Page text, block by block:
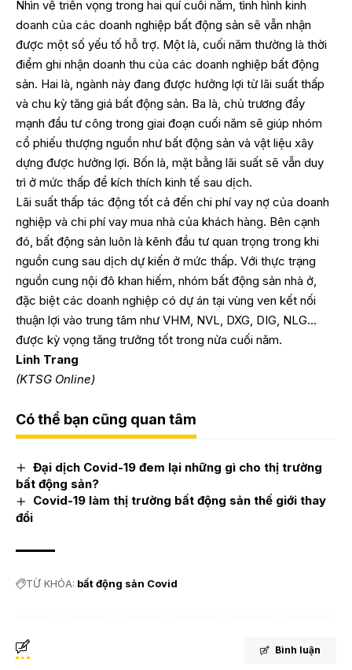
Nhìn về triển vọng trong hai quí cuối năm, tình hình kinh
doanh của các doanh nghiệp bất động sản sẽ vẫn nhận
được một số yếu tố hỗ trợ. Một là, cuối năm thường là thời
điểm ghi nhận doanh thu của các doanh nghiệp bất động
sản. Hai là, ngành này đang được hưởng lợi từ lãi suất thấp
và chu kỳ tăng giá bất động sản. Ba là, chủ trương đẩy
mạnh đầu tư công trong giai đoạn cuối năm sẽ giúp nhóm
cổ phiếu thượng nguồn như bất động sản và vật liệu xây
dựng được hưởng lợi. Bốn là, mặt bằng lãi suất sẽ vẫn duy
trì ở mức thấp để kích thích kinh tế sau dịch.
Lãi suất thấp tác động tốt cả đến chi phí vay nợ của doanh
nghiệp và chi phí vay mua nhà của khách hàng. Bên cạnh
đó, bất động sản luôn là kênh đầu tư quan trọng trong khi
nguồn cung sau dịch dự kiến ở mức thấp. Với thực trạng
nguồn cung nội đô khan hiếm, nhóm bất động sản nhà ở,
đặc biệt các doanh nghiệp có dự án tại vùng ven kết nối
thuận lợi vào trung tâm như VHM, NVL, DXG, DIG, NLG…
được kỳ vọng tăng trưởng tốt trong nửa cuối năm.
Linh Trang
(KTSG Online)
Có thể bạn cũng quan tâm
Đại dịch Covid-19 đem lại những gì cho thị trường
bất động sản?
Covid-19 làm thị trường bất động sản thế giới thay
đổi
TỪ KHÓA: bất động sản Covid
Bình luận